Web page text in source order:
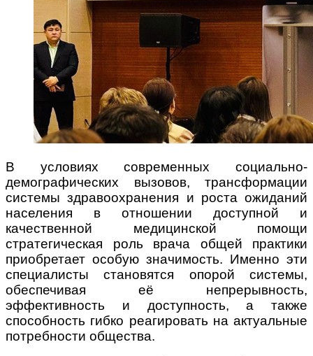
В условиях современных социально-
демографических вызовов, трансформации
системы здравоохранения и роста ожиданий
населения в отношении доступной и
качественной медицинской помощи
стратегическая роль врача общей практики
приобретает особую значимость. Именно эти
специалисты становятся опорой системы,
обеспечивая её непрерывность,
эффективность и доступность, а также
способность гибко реагировать на актуальные
потребности общества.